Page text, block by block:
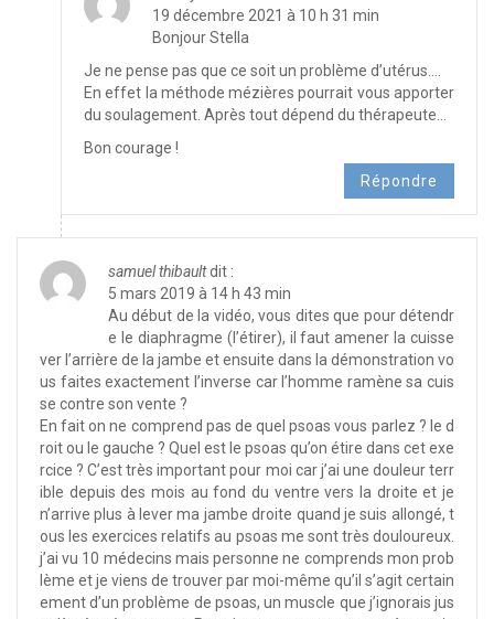
19 décembre 2021 à 10 h 31 min
Bonjour Stella
Je ne pense pas que ce soit un problème d’utérus….
En effet la méthode mézières pourrait vous apporter
du soulagement. Après tout dépend du thérapeute…
Bon courage !
Répondre
samuel thibaultdit :
5 mars 2019 à 14 h 43 min
Au début de la vidéo, vous dites que pour détendr
e le diaphragme (l’étirer), il faut amener la cuisse
ver l’arrière de la jambe et ensuite dans la démonstration vo
us faites exactement l’inverse car l’homme ramène sa cuis
se contre son vente ?
En fait on ne comprend pas de quel psoas vous parlez ? le d
roit ou le gauche ? Quel est le psoas qu’on étire dans cet exe
rcice ? C’est très important pour moi car j’ai une douleur terr
ible depuis des mois au fond du ventre vers la droite et je
n’arrive plus à lever ma jambe droite quand je suis allongé, t
ous les exercices relatifs au psoas me sont très douloureux.
j’ai vu 10 médecins mais personne ne comprends mon prob
lème et je viens de trouver par moi-même qu’il s’agit certain
ement d’un problème de psoas, un muscle que j’ignorais jus